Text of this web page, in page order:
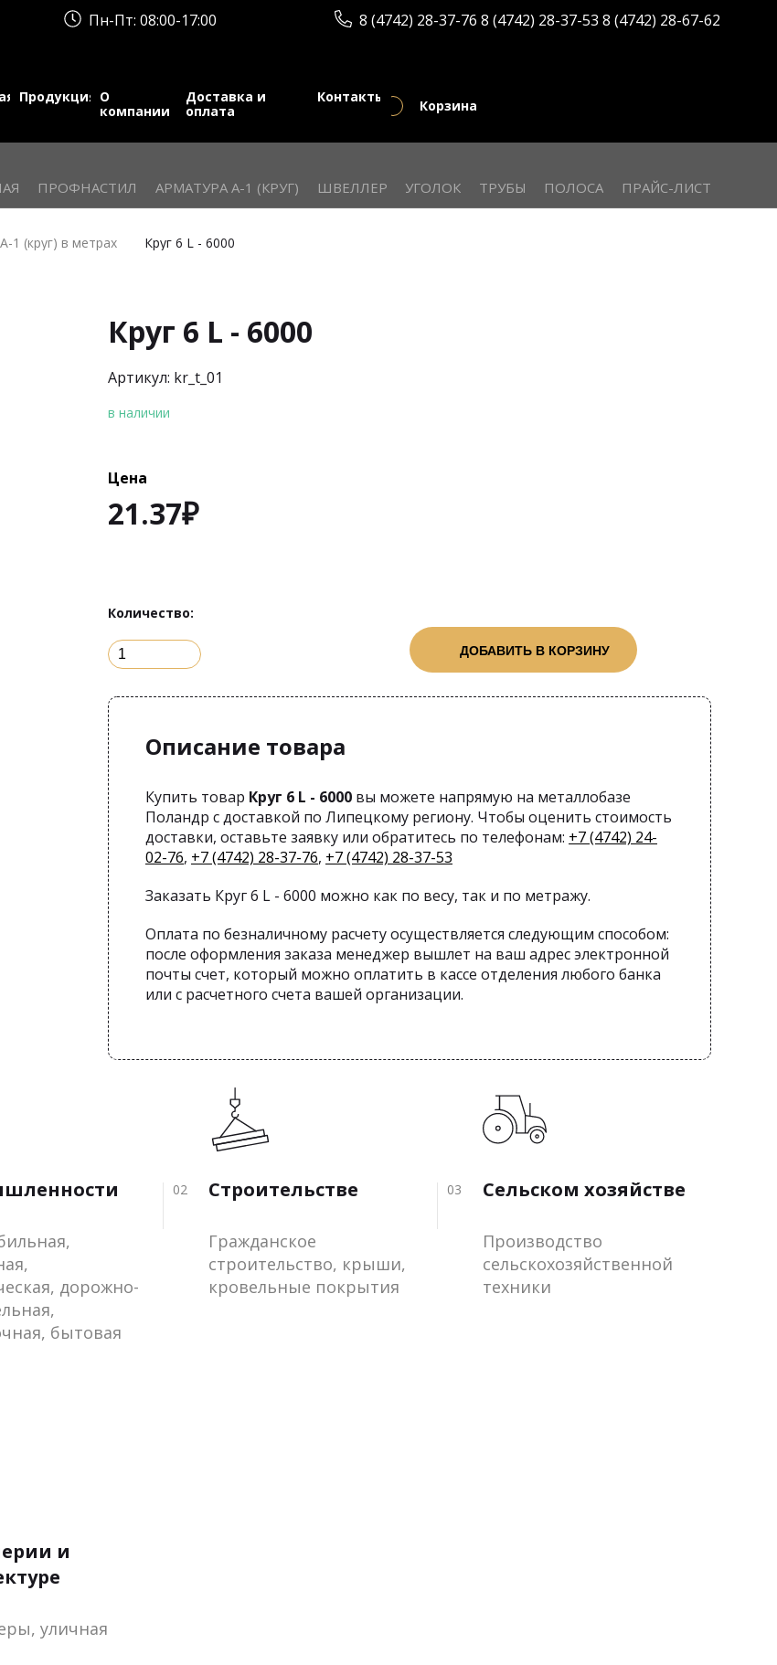
Пн-Пт: 08:00-17:00 8 (4742) 28-37-76 8 (4742) 28-37-53 8 (4742) 28-67-62
Продукция О
компании
Доставка и
оплата
Контакты
Корзина
ПРОФНАСТИЛ АРМАТУРА А-1 (КРУГ) ШВЕЛЛЕР УГОЛОК ТРУБЫ ПОЛОСА ПРАЙС-ЛИСТ
1 (круг) в метрах Круг 6 L - 6000
Круг 6 L - 6000
Артикул: kr_t_01
в наличии
Цена
21.37₽
Количество:
ДОБАВИТЬ В КОРЗИНУ
Описание товара
Купить товар Круг 6 L - 6000 вы можете напрямую на металлобазе
Поландр с доставкой по Липецкому региону. Чтобы оценить стоимость
доставки, оставьте заявку или обратитесь по телефонам: +7 (4742) 24-
02-76, +7 (4742) 28-37-76, +7 (4742) 28-37-53
Заказать Круг 6 L - 6000 можно как по весу, так и по метражу.
Оплата по безналичному расчету осуществляется следующим способом:
после оформления заказа менеджер вышлет на ваш адрес электронной
почты счет, который можно оплатить в кассе отделения любого банка
или с расчетного счета вашей организации.
дорожно-
бытовая
02 Строительстве
Гражданское
строительство, крыши,
кровельные покрытия
03 Сельском хозяйстве
Производство
сельскохозяйственной
техники
и
уличная